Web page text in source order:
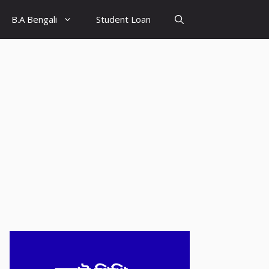
B.A Bengali Student Loan